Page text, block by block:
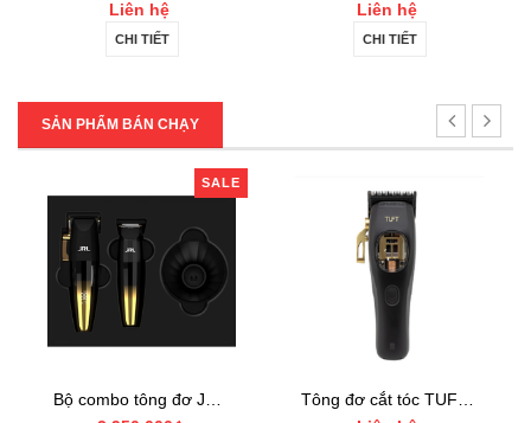
SẢN PHẨM BÁN CHẠY
Bộ combo tông đơ JRL FF2020 Limited Gold Collection Gold Clipper và Trimmer Set
Tông đơ cắt tóc TUFT Vista-C Professional